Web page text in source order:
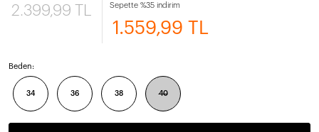
2.399,99 TL Sepette %35 indirim
1.559,99 TL
Beden:
34 36 38 40